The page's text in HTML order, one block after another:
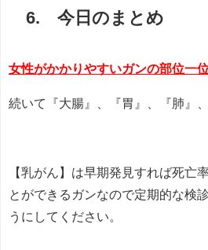
6. 今日のまとめ
女性がかかりやすいガンの部位一
続いて『大腸』、『胃』、『肺』
【乳がん】は早期発見すれば死亡
とができるガンなので定期的な検
うにしてください。